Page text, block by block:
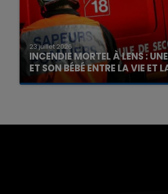
23 juillet 2026
INCENDIE MORTEL À LENS :
ET SON BÉBÉ ENTRE LA VIE ET
Un homme s'est immolé par le feu